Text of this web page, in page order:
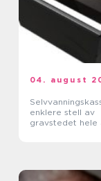
04. august
enklere stell av
gravstedet hele